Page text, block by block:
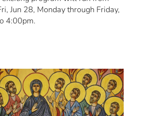
Jun 28, Monday through Friday,
4:00pm.